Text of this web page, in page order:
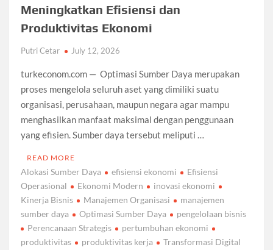
Meningkatkan Efisiensi dan
Produktivitas Ekonomi
Putri Cetar July 12, 2026
turkeconom.com — Optimasi Sumber Daya merupakan
proses mengelola seluruh aset yang dimiliki suatu
organisasi, perusahaan, maupun negara agar mampu
menghasilkan manfaat maksimal dengan penggunaan
yang efisien. Sumber daya tersebut meliputi …
READ MORE
Alokasi Sumber Daya efisiensi ekonomi
Efisiensi
Operasional
Ekonomi Modern
inovasi ekonomi
Kinerja Bisnis
Manajemen Organisasi
manajemen
sumber daya
Optimasi Sumber Daya
pengelolaan bisnis
Perencanaan Strategis
pertumbuhan ekonomi
produktivitas
produktivitas kerja Transformasi Digital